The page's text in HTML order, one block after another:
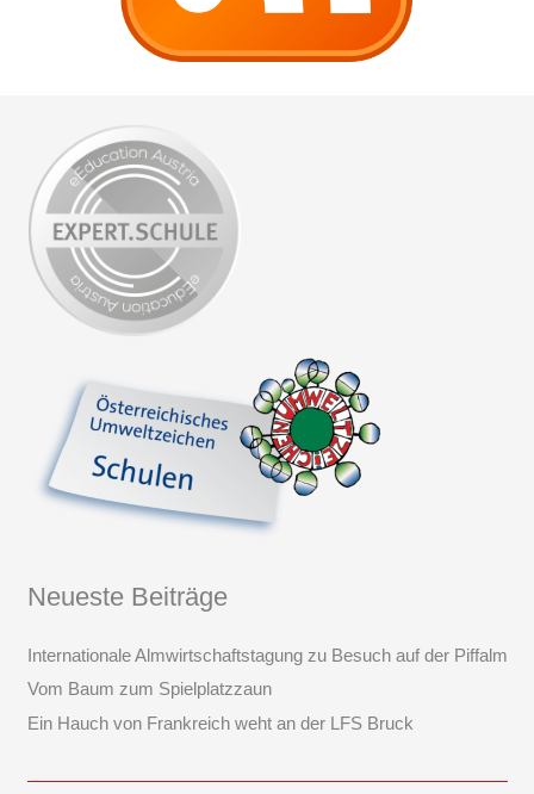
Neueste Beiträge
Internationale Almwirtschaftstagung zu Besuch auf der Piffalm
Vom Baum zum Spielplatzzaun
Ein Hauch von Frankreich weht an der LFS Bruck